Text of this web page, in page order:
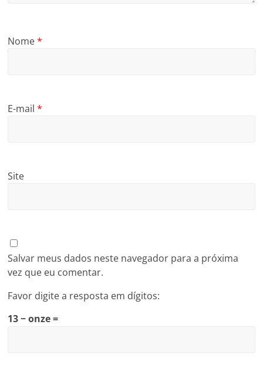
Nome*
E-mail*
Site
Salvar meus dados neste navegador para a próxima
vez que eu comentar.
Favor digite a resposta em dígitos:
13 − onze =